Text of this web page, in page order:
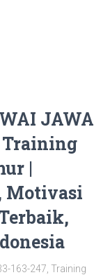
JAWA
Training
|
Motivasi
163-247, Training